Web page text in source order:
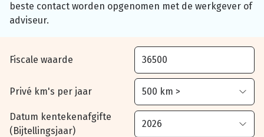
beste contact worden opgenomen met de werkgever of
adviseur.
Fiscale waarde
Privé km's per jaar
Datum kentekenafgifte
(Bijtellingsjaar)